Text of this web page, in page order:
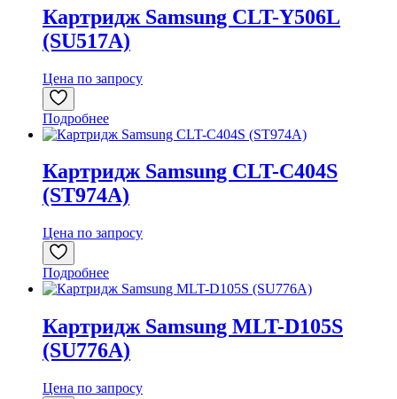
Картридж Samsung CLT-Y506L
(SU517A)
Цена по запросу
Подробнее
Картридж Samsung CLT-C404S
(ST974A)
Цена по запросу
Подробнее
Картридж Samsung MLT-D105S
(SU776A)
Цена по запросу